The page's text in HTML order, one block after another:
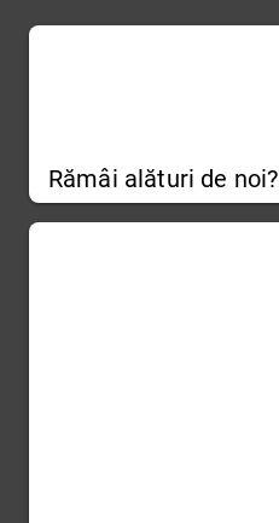
Rămâi alături de noi?